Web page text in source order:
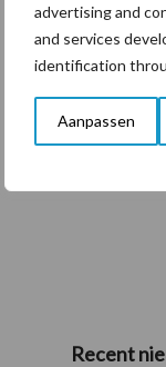
advertising and
and services
identification
Aanpassen
Primaire
Recent